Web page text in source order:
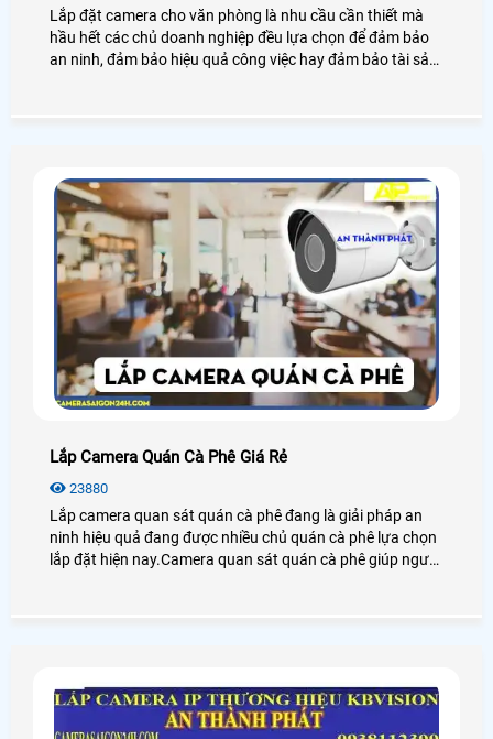
Lắp đặt camera cho văn phòng là nhu cầu cần thiết mà
hầu hết các chủ doanh nghiệp đều lựa chọn để đảm bảo
an ninh, đảm bảo hiệu quả công việc hay đảm bảo tài sản
Lắp Camera Quán Cà Phê Giá Rẻ
23880
Lắp camera quan sát quán cà phê đang là giải pháp an
ninh hiệu quả đang được nhiều chủ quán cà phê lựa chọn
lắp đặt hiện nay.Camera quan sát quán cà phê giúp người